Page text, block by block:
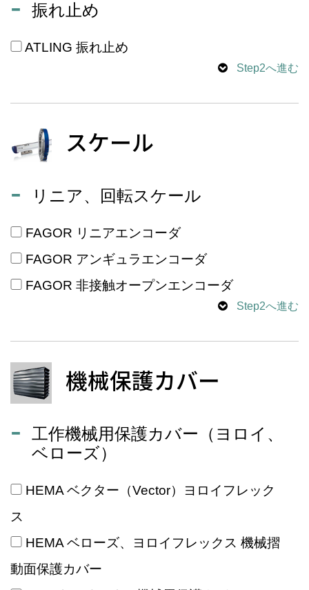
振れ止め
ATLING 振れ止め
Step2へ進む
スケール
リニア、回転スケール
FAGOR リニアエンコーダ
FAGOR アンギュラエンコーダ
FAGOR 非接触オープンエンコーダ
Step2へ進む
機械保護カバー
工作機械用保護カバー（ヨロイ、
ベローズ）
HEMA ベクター（Vector）ヨロイフレック
ス
HEMA ベローズ、ヨロイフレックス 機械摺
動面保護カバー